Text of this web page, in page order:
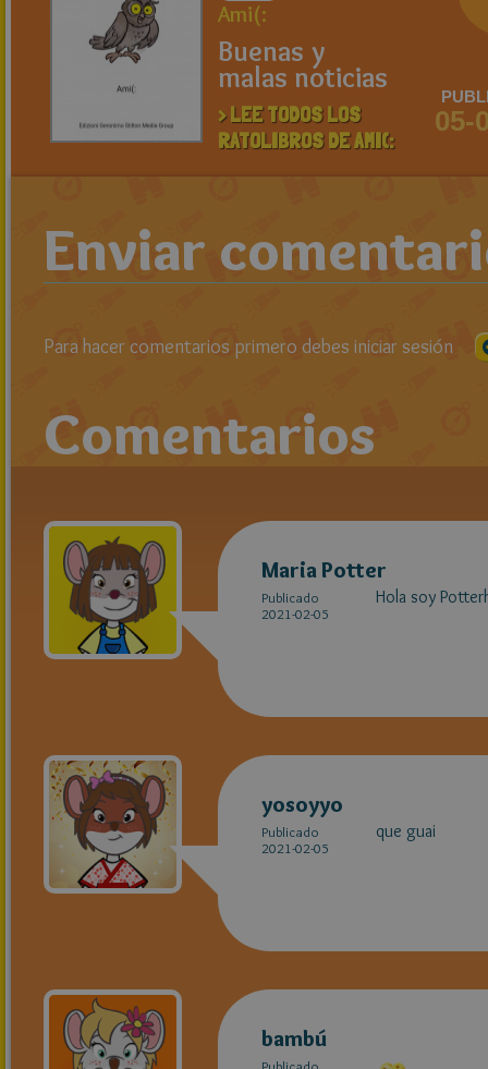
Ami(:
Buenas y
malas noticias
> LEE TODOS LOS
RATOLIBROS DE AMI(:
05-
Enviar
Para hacer comentarios primero debes iniciar sesión
Comentarios
Maria Potter
Publicado
2021-02-05
Hola soy
yosoyyo
Publicado
2021-02-05
que guai
bambú